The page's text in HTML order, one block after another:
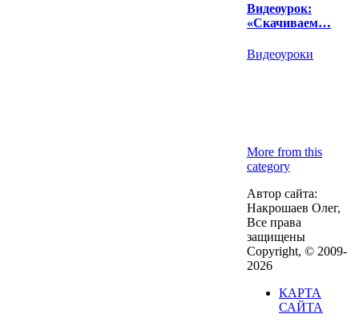
Видеоурок:
«Скачиваем…
Видеоуроки
More from this
category
Автор сайта:
Накрошаев Олег,
Все права
защищены
Copyright, © 2009-
2026
КАРТА
САЙТА